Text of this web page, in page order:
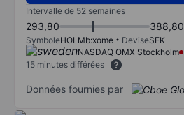
Intervalle de 52 semaines
293,80 388,80
SymboleHOLMb:xome DeviseSEK
NASDAQ OMX Stockholm
15 minutes différées
Données fournies par